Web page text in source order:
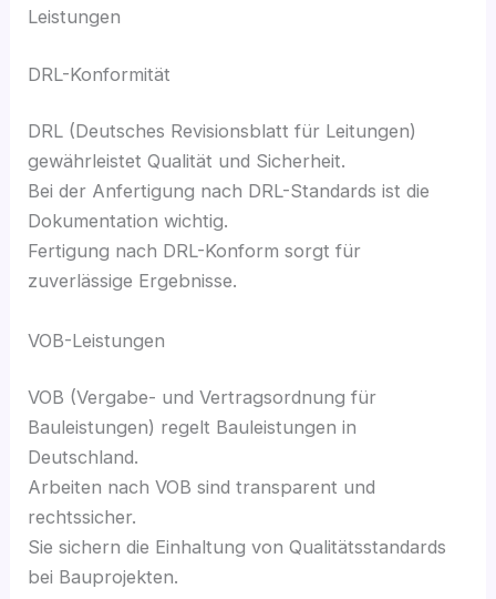
Leistungen
DRL-Konformität
DRL (Deutsches Revisionsblatt für Leitungen)
gewährleistet Qualität und Sicherheit.
Bei der Anfertigung nach DRL-Standards ist die
Dokumentation wichtig.
Fertigung nach DRL-Konform sorgt für
zuverlässige Ergebnisse.
VOB-Leistungen
VOB (Vergabe- und Vertragsordnung für
Bauleistungen) regelt Bauleistungen in
Deutschland.
Arbeiten nach VOB sind transparent und
rechtssicher.
Sie sichern die Einhaltung von Qualitätsstandards
bei Bauprojekten.